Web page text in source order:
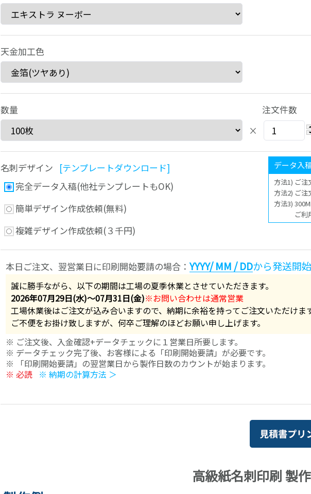
天金加工色
数量
注文件数
×
データ入
方法1) ご
方法2) ご注
方法3)
ご利
名刺デザイン [テンプレートダウンロード]
完全データ入稿(他社テンプレートもOK)
簡単デザイン作成依頼(無料)
複雑デザイン作成依頼(３千円)
本日ご注文、翌営業日に印刷開始要請の場合：YYYY/ MM / DDから発送開
誠に勝手ながら、以下の期間は工場の夏季休業とさせていただきます。
2026年07月29日(水)～07月31日(金)※お問い合わせは通常営業
工場休業後はご注文が込み合いますので、納期に余裕を持ってご注文いただけま
ご不便をお掛け致しますが、何卒ご理解のほどお願い申し上げます。
※ ご注文後、入金確認+データチェックに１営業日所要します。
※ データチェック完了後、お客様による「印刷開始要請」が必要です。
※ 「印刷開始要請」の翌営業日から製作日数のカウントが始まります。
※ 必読 ※ 納期の計算方法 ＞
高級紙名刺印刷 製